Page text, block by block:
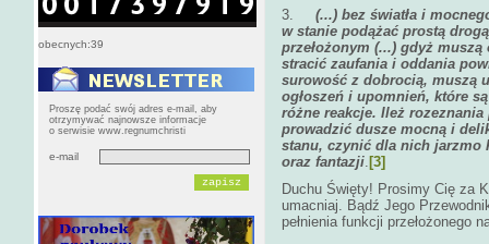
obecnych:39
Proszę podać swój adres e-mail, aby
otrzymywać najnowsze informacje
o serwisie www.regnumchristi
e-mail
3. (...) bez światła i
w stanie podążać prostą
przełożonym (...) gdyż
stracić zaufania i oddania
surowość z dobrocią, muszą
ogłoszeń i upomnień, które
różne reakcje. Ileż
prowadzić dusze mocną i
stanu, czynić dla nich jarzmo
oraz fantazji. [3]
Duchu Święty! Prosimy Cię za
umacniaj. Bądź Jego
pełnienia funkcji przełożonego